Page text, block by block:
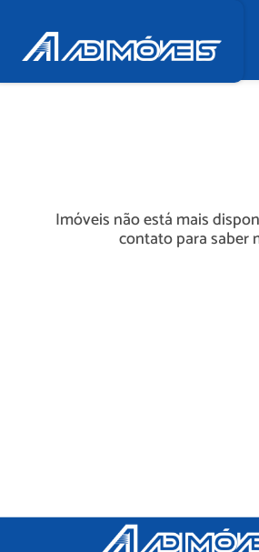
Imóveis não está mais
contato para saber